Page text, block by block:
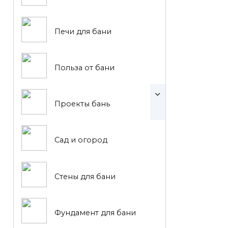
Печи для бани
Польза от бани
Проекты бань
Сад и огород
Стены для бани
Фундамент для бани